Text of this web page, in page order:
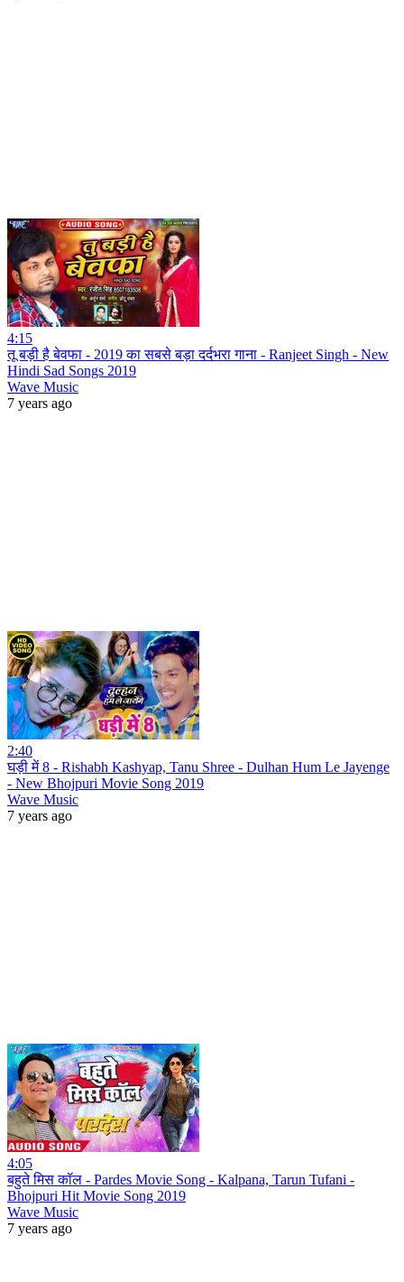
4:15
तू बड़ी है बेवफा - 2019 का सबसे बड़ा दर्दभरा गाना - Ranjeet Singh - New
Hindi Sad Songs 2019
Wave Music
7 years ago
2:40
घड़ी में 8 - Rishabh Kashyap, Tanu Shree - Dulhan Hum Le Jayenge
- New Bhojpuri Movie Song 2019
Wave Music
7 years ago
4:05
बहुते मिस कॉल - Pardes Movie Song - Kalpana, Tarun Tufani -
Bhojpuri Hit Movie Song 2019
Wave Music
7 years ago